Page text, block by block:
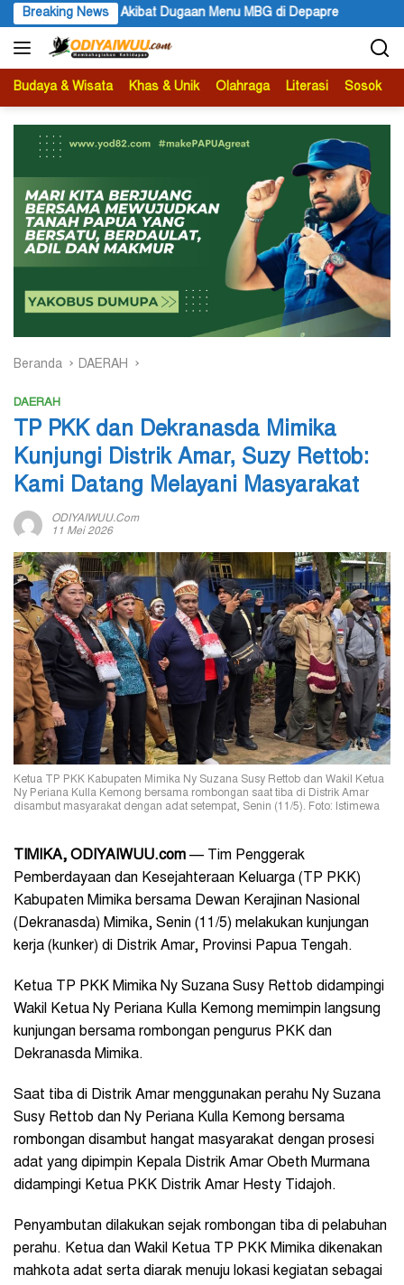
Langsung
ke
konten
Breaking News
Dugaan Menu MBG di Depapre Bupati Kabupaten
Budaya & Wisata Khas & Unik Olahraga Literasi Sosok
Beranda DAERAH
DAERAH
TP PKK dan Dekranasda Mimika
Kunjungi Distrik Amar, Suzy Rettob:
Kami Datang Melayani Masyarakat
ODIYAIWUU.com
11 Mei 2026
Ketua TP PKK Kabupaten Mimika Ny Suzana Susy Rettob dan Wakil Ketua
Ny Periana Kulla Kemong bersama rombongan saat tiba di Distrik Amar
disambut masyarakat dengan adat setempat, Senin (11/5). Foto: Istimewa
TIMIKA, ODIYAIWUU.com — Tim Penggerak
Pemberdayaan dan Kesejahteraan Keluarga (TP PKK)
Kabupaten Mimika bersama Dewan Kerajinan Nasional
(Dekranasda) Mimika, Senin (11/5) melakukan kunjungan
kerja (kunker) di Distrik Amar, Provinsi Papua Tengah.
Ketua TP PKK Mimika Ny Suzana Susy Rettob didampingi
Wakil Ketua Ny Periana Kulla Kemong memimpin langsung
kunjungan bersama rombongan pengurus PKK dan
Dekranasda Mimika.
Saat tiba di Distrik Amar menggunakan perahu Ny Suzana
Susy Rettob dan Ny Periana Kulla Kemong bersama
rombongan disambut hangat masyarakat dengan prosesi
adat yang dipimpin Kepala Distrik Amar Obeth Murmana
didampingi Ketua PKK Distrik Amar Hesty Tidajoh.
Penyambutan dilakukan sejak rombongan tiba di pelabuhan
perahu. Ketua dan Wakil Ketua TP PKK Mimika dikenakan
mahkota adat serta diarak menuju lokasi kegiatan sebagai